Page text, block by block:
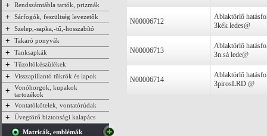
+ Rendszámtábla tartók, prizmák
+ Sárfogók, feszültség levezetők
+ Szelep,-sapka,-tű,-hosszabító
+ Takaró ponyvák
+ Tanksapkák
+ Tűzoltókészülékek
+ Visszapillantó tükrök és lapok
+
Vonóhorgok, kupakok
tartozékok
+ Vontatókötelek, vontatórúdak
+ Üvegtörő biztonsági kalapács
Matricák, emblémák
N00006712
Ablaktörlő
3kék ledes@
N00006713
Ablaktörlő
3n.sá lede@
N00006714
Ablaktörlő
3pirosLRD @